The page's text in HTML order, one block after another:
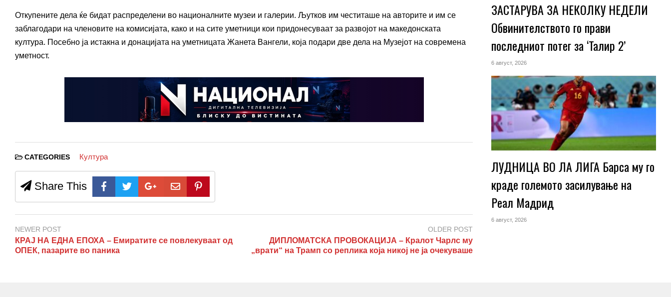
Откупените дела ќе бидат распределени во националните музеи и галерии. Љутков им честиташе на авторите и им се
заблагодари на членовите на комисијата, како и на сите уметници кои придонесуваат за развојот на македонската
култура. Посебно ја истакна и донацијата на уметницата Жанета Вангели, која подари две дела на Музејот на современа
уметност.
CATEGORIES Култура
Share This
NEWER POST
КРАЈ НА ЕДНА ЕПОХА – Емиратите се повлекуваат од
ОПЕК, пазарите во паника
OLDER POST
ДИПЛОМАТСКА ПРОВОКАЦИЈА – Кралот Чарлс му
„врати“ на Трамп со реплика која никој не ја очекуваше
ЗАСТАРУВА ЗА НЕКОЛКУ НЕДЕЛИ
Обвинителството го прави
последниот потег за ‘Талир 2’
6 август, 2026
ЛУДНИЦА ВО ЛА ЛИГА Барса му го
краде големото засилување на
Реал Мадрид
6 август, 2026